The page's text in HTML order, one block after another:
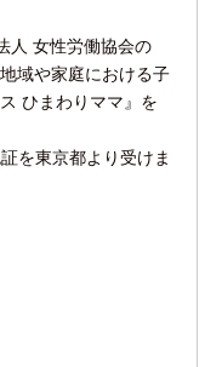
人 女性労働協会の
域や家庭における子
ひまわりママ』を
を東京都より受けま